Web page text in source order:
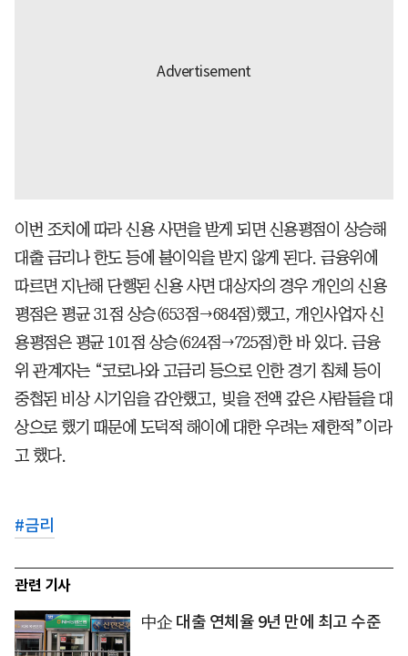
이번 조치에 따라 신용 사면을 받게 되면 신용평점이 상승해
대출 금리나 한도 등에 불이익을 받지 않게 된다. 금융위에
따르면 지난해 단행된 신용 사면 대상자의 경우 개인의 신용
평점은 평균 31점 상승(653점→684점)했고, 개인사업자 신
용평점은 평균 101점 상승(624점→725점)한 바 있다. 금융
위 관계자는 “코로나와 고금리 등으로 인한 경기 침체 등이
중첩된 비상 시기임을 감안했고, 빚을 전액 갚은 사람들을 대
상으로 했기 때문에 도덕적 해이에 대한 우려는 제한적”이라
고 했다.
#금리
관련 기사
中企 대출 연체율 9년 만에 최고 수준